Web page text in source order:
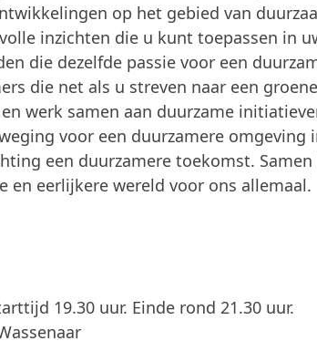
op het gebied van
inzichten die u kunt toepassen in
die dezelfde passie voor een
die net als u streven naar een
werk samen aan duurzame
voor een duurzamere omgeving
een duurzamere toekomst.
en eerlijkere wereld voor ons allemaal.
19.30 uur. Einde rond 21.30 uur.